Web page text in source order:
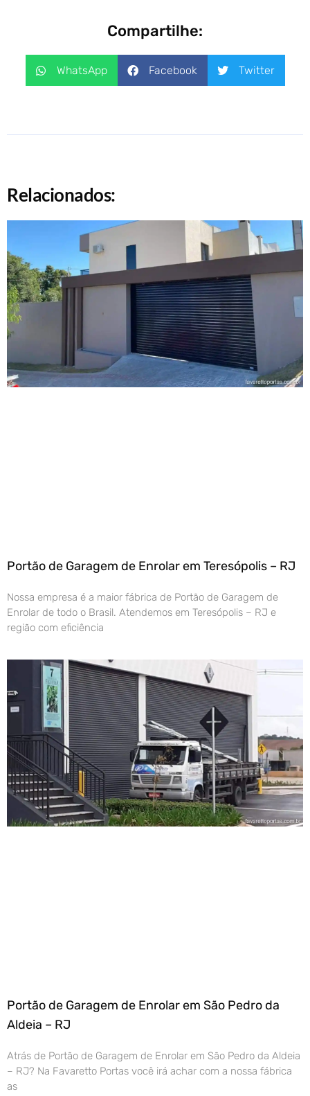
Compartilhe:
WhatsApp Facebook Twitter
Relacionados:
Portão de Garagem de Enrolar em Teresópolis – RJ
Nossa empresa é a maior fábrica de Portão de Garagem de
Enrolar de todo o Brasil. Atendemos em Teresópolis – RJ e
região com eficiência
Portão de Garagem de Enrolar em São Pedro da
Aldeia – RJ
Atrás de Portão de Garagem de Enrolar em São Pedro da Aldeia
– RJ? Na Favaretto Portas você irá achar com a nossa fábrica
as